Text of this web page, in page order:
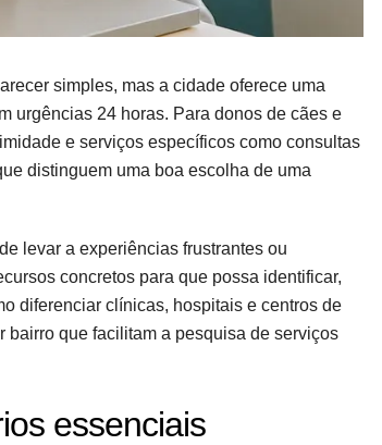
simples, mas a cidade oferece uma
urgências 24 horas. Para donos de cães e
e serviços específicos como consultas
distinguem uma boa escolha de uma
levar a experiências frustrantes ou
concretos para que possa identificar,
diferenciar clínicas, hospitais e centros de
que facilitam a pesquisa de serviços
essenciais